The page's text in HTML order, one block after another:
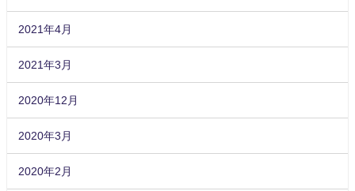
2021年4月
2021年3月
2020年12月
2020年3月
2020年2月